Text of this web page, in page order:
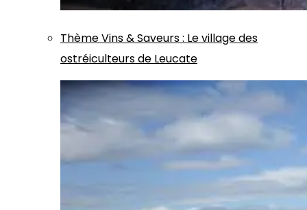
ThèmeVins & Saveurs: Le village des
ostréiculteurs de Leucate